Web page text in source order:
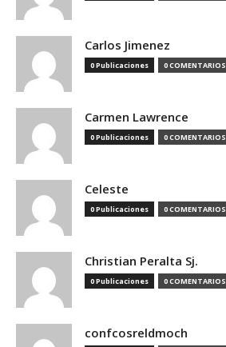
Carlos Jimenez
0 Publicaciones 0 COMENTARIOS
Carmen Lawrence
0 Publicaciones 0 COMENTARIOS
Celeste
0 Publicaciones 0 COMENTARIOS
Christian Peralta Sj.
0 Publicaciones 0 COMENTARIOS
confcosreldmoch